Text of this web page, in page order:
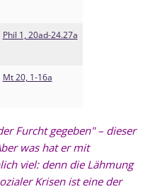
Phil 1, 20ad-24.27a
Mt 20, 1-16a
Furcht gegeben" – dieser
was hat er mit
viel: denn die Lähmung
Krisen ist eine der